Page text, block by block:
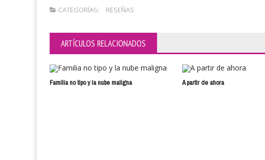
CATEGORÍAS: RESEÑAS
ARTÍCULOS RELACIONADOS
Familia no tipo y la nube maligna A partir de ahora